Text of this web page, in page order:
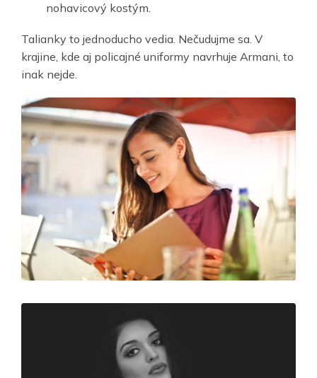
nohavicový kostým.
Talianky to jednoducho vedia. Nečudujme sa. V
krajine, kde aj policajné uniformy navrhuje Armani, to
inak nejde.